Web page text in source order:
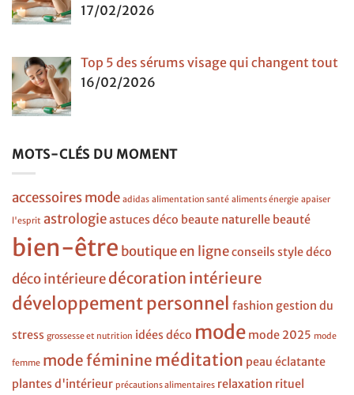
17/02/2026
Top 5 des sérums visage qui changent tout
16/02/2026
MOTS-CLÉS DU MOMENT
accessoires mode adidas alimentation santé aliments énergie apaiser
l'esprit astrologieastuces déco beaute naturelle beauté
bien-être boutique en ligneconseils styledéco
déco intérieuredécoration intérieure
développement personnel fashion gestion du
stress grossesse et nutrition idées déco mode mode 2025 mode
femme mode féminine méditation peau éclatante
plantes d'intérieur précautions alimentaires relaxation rituel